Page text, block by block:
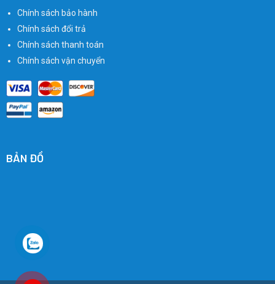
Chính sách bảo hành
Chính sách đổi trả
Chính sách thanh toán
Chính sách vận chuyển
BẢN ĐỒ